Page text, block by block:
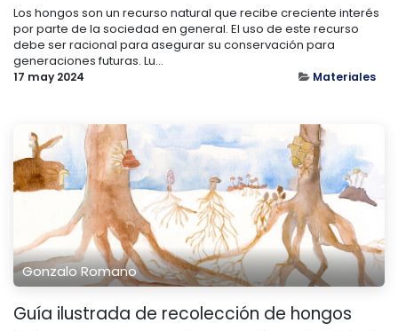
Los hongos son un recurso natural que recibe creciente interés
por parte de la sociedad en general. El uso de este recurso
debe ser racional para asegurar su conservación para
generaciones futuras. Lu...
17 may 2024 Materiales
Gonzalo Romano
Guía ilustrada de recolección de hongos